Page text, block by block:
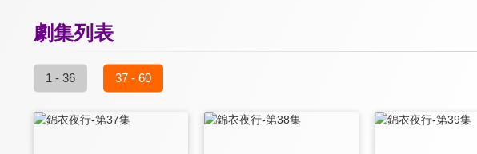
劇集列表
1 - 36 37 - 60